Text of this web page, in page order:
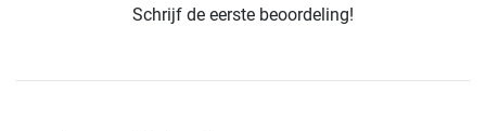
Schrijf de eerste beoordeling!